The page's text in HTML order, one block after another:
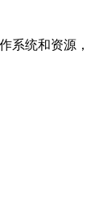
系统和资源，